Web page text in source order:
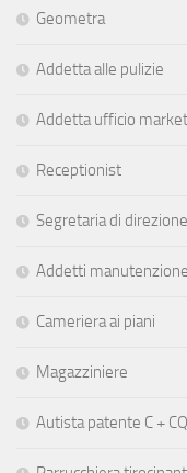
Geometra
Addetta alle pulizie
Addetta ufficio
Receptionist
Segretaria di direzione
Addetti
Cameriera ai piani
Magazziniere
Autista patente C +